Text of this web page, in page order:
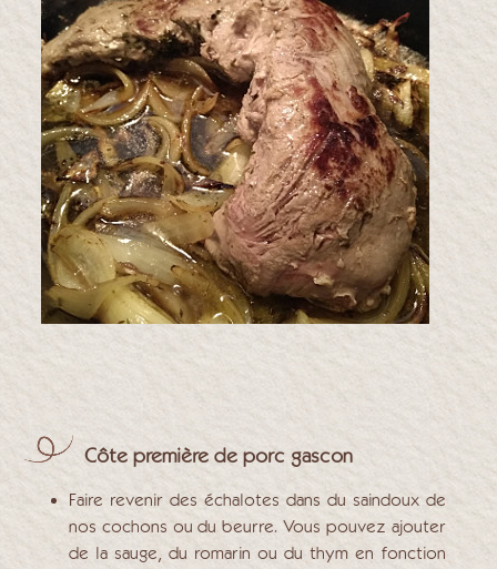
Côte première de porc gascon
Faire revenir des échalotes dans du saindoux de
nos cochons ou du beurre. Vous pouvez ajouter
de la sauge, du romarin ou du thym en fonction